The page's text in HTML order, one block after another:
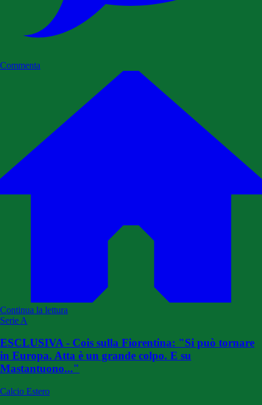
Commenta
Continua la lettura
Serie A
ESCLUSIVA - Cois sulla Fiorentina: "Si può tornare
in Europa. Atta è un grande colpo. E su
Mastantuono..."
Calcio Estero